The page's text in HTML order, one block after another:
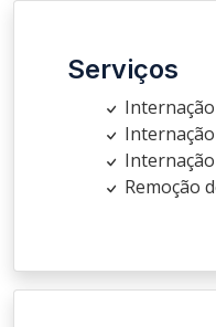
Serviços
Remoção